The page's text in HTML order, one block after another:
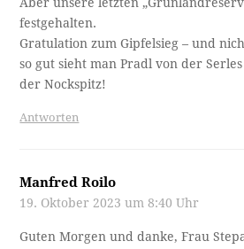
festgehalten.
Gratulation zum Gipfelsieg – und
so gut sieht man Pradl von der
der Nockspitz!
Antworten
Manfred Roilo
19. Oktober 2023 um 8:40 Uhr
Guten Morgen und danke, Frau